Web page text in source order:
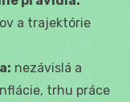
a trajektórie
nezávislá a
trhu práce